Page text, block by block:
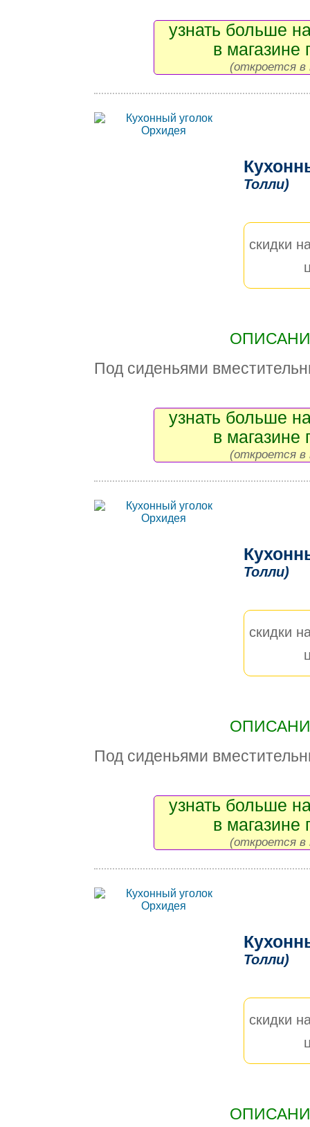
узнать больше
в магазине
(откроется в
Толли)
скидки
Под сиденьями
узнать больше
в магазине
(откроется в
Толли)
скидки
Под сиденьями
узнать больше
в магазине
(откроется в
Толли)
скидки